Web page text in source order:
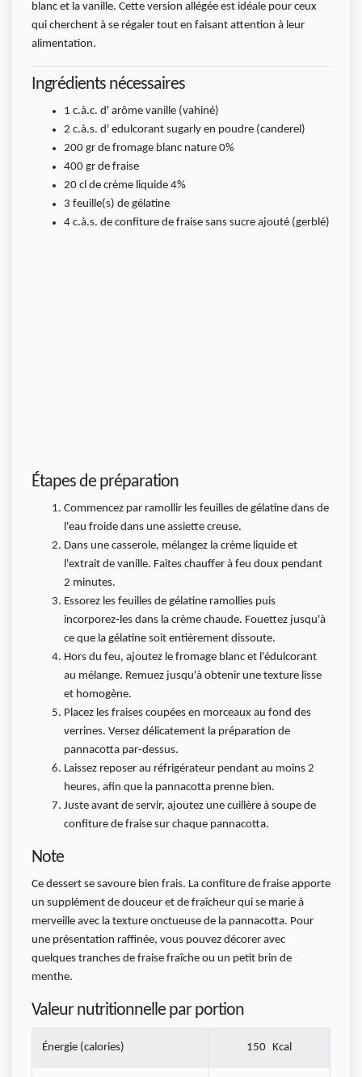
blanc et la vanille. Cette version allégée est idéale pour ceux
qui cherchent à se régaler tout en faisant attention à leur
alimentation.
Ingrédients nécessaires
1 c.à.c. d' arôme vanille (vahiné)
2 c.à.s. d' edulcorant sugarly en poudre (canderel)
200 gr de fromage blanc nature 0%
400 gr de fraise
20 cl de crème liquide 4%
3 feuille(s) de gélatine
4 c.à.s. de confiture de fraise sans sucre ajouté (gerblé)
Étapes de préparation
Commencez par ramollir les feuilles de gélatine dans de
l'eau froide dans une assiette creuse.
Dans une casserole, mélangez la crème liquide et
l'extrait de vanille. Faites chauffer à feu doux pendant
2 minutes.
Essorez les feuilles de gélatine ramollies puis
incorporez-les dans la crème chaude. Fouettez jusqu'à
ce que la gélatine soit entièrement dissoute.
Hors du feu, ajoutez le fromage blanc et l'édulcorant
au mélange. Remuez jusqu'à obtenir une texture lisse
et homogène.
Placez les fraises coupées en morceaux au fond des
verrines. Versez délicatement la préparation de
pannacotta par-dessus.
Laissez reposer au réfrigérateur pendant au moins 2
heures, afin que la pannacotta prenne bien.
Juste avant de servir, ajoutez une cuillère à soupe de
confiture de fraise sur chaque pannacotta.
Note
Ce dessert se savoure bien frais. La confiture de fraise apporte
un supplément de douceur et de fraîcheur qui se marie à
merveille avec la texture onctueuse de la pannacotta. Pour
une présentation raffinée, vous pouvez décorer avec
quelques tranches de fraise fraîche ou un petit brin de
menthe.
Valeur nutritionnelle par portion
Énergie (calories) 150 Kcal